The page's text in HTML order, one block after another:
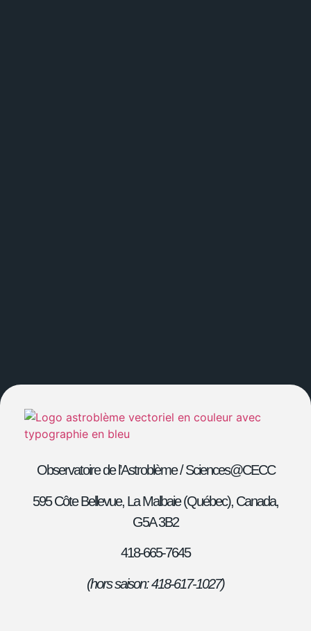
Observatoire de l’Astroblème /Sciences@CECC
595 Côte Bellevue, La Malbaie (Québec), Canada,
G5A 3B2
418-665-7645
(hors saison: 418-617-1027)